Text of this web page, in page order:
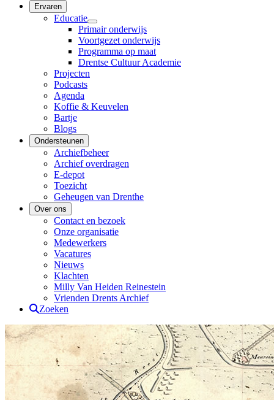
Ervaren
Educatie
Primair onderwijs
Voortgezet onderwijs
Programma op maat
Drentse Cultuur Academie
Projecten
Podcasts
Agenda
Koffie & Keuvelen
Bartje
Blogs
Ondersteunen
Archiefbeheer
Archief overdragen
E-depot
Toezicht
Geheugen van Drenthe
Over ons
Contact en bezoek
Onze organisatie
Medewerkers
Vacatures
Nieuws
Klachten
Milly Van Heiden Reinestein
Vrienden Drents Archief
Zoeken
Drents Archief